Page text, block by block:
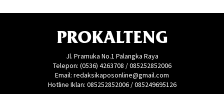
PROKALTENG
Jl. Pramuka No.1 Palangka Raya
Telepon: (0536) 4263708 / 085252852006
Email: redaksikaposonline@gmail.com
Hotline Iklan: 085252852006 / 085249695126